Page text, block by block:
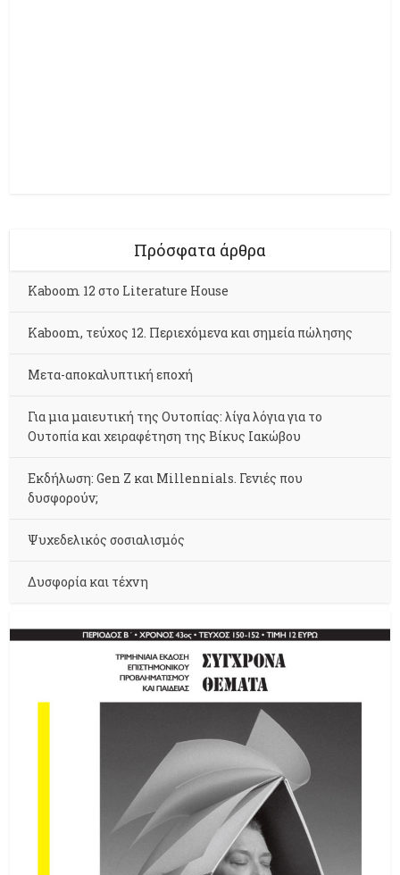
Πρόσφατα άρθρα
Kaboom 12 στο Literature House
Kaboom, τεύχος 12. Περιεχόμενα και σημεία πώλησης
Μετα-αποκαλυπτική εποχή
Για μια μαιευτική της Ουτοπίας: λίγα λόγια για το
Ουτοπία και χειραφέτηση της Βίκυς Ιακώβου
Εκδήλωση: Gen Z και Millennials. Γενιές που
δυσφορούν;
Ψυχεδελικός σοσιαλισμός
Δυσφορία και τέχνη